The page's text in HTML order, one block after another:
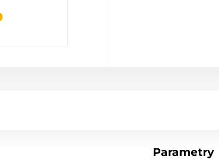
Parametry